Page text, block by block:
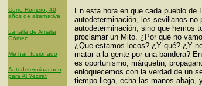
Curro Romero, 40
años de alternativa
La talla de Amalia
Gómez
Me han fusionado
Autodeterminacuón
para Al Yezirat
En esta hora en que cada pueblo de
autodeterminación, los sevillanos no
autodeterminación, sino que hemos
proclamar un Mito. ¿Por qué no
¿Que estamos locos? ¿Y qué? ¿Y
matar a la gente por una bandera?
es oportunismo, márquetin,
enloquecemos con la verdad de un
tiempo llega, echa las manos abajo,